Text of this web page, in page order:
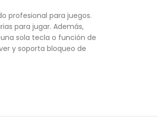
profesional para juegos.
para jugar. Además,
sola tecla o función de
y soporta bloqueo de